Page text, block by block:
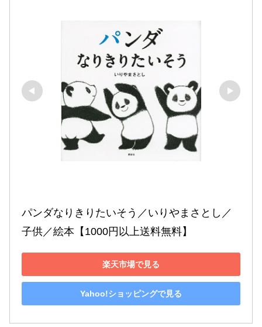
パンダなりきりたいそう／いりやまさとし／
子供／絵本【1000円以上送料無料】
楽天市場で見る
Yahoo!ショッピングで見る